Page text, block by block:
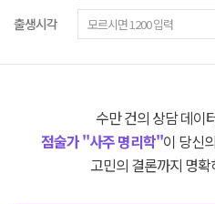
출생시각
수만 건의 상담 데이
점술가 "사주 명리학"이 당신
고민의 결론까지 명